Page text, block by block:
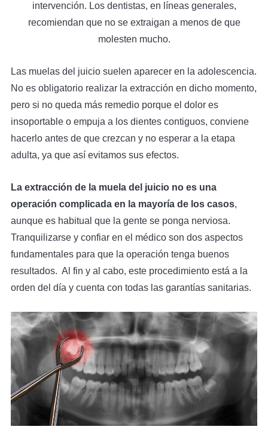
intervención. Los dentistas, en líneas generales,
recomiendan que no se extraigan a menos de que
molesten mucho.
Las muelas del juicio suelen aparecer en la adolescencia.
No es obligatorio realizar la extracción en dicho momento,
pero si no queda más remedio porque el dolor es
insoportable o empuja a los dientes contiguos, conviene
hacerlo antes de que crezcan y no esperar a la etapa
adulta, ya que así evitamos sus efectos.
La extracción de la muela del juicio no es una
operación complicada en la mayoría de los casos,
aunque es habitual que la gente se ponga nerviosa.
Tranquilizarse y confiar en el médico son dos aspectos
fundamentales para que la operación tenga buenos
resultados. Al fin y al cabo, este procedimiento está a la
orden del día y cuenta con todas las garantías sanitarias.